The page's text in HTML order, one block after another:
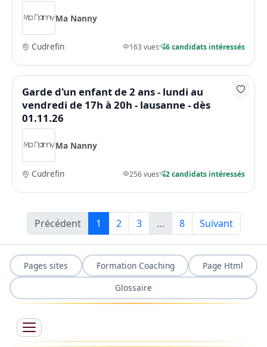
Ma Nanny
Cudrefin 163 vues 6 candidats intéressés
Garde d'un enfant de 2 ans - lundi au
vendredi de 17h à 20h - lausanne - dès
01.11.26
Ma Nanny
Cudrefin 256 vues 2 candidats intéressés
Précédent 1 2 3 … 8 Suivant
Pages sites Formation Coaching
Page Html
Glossaire